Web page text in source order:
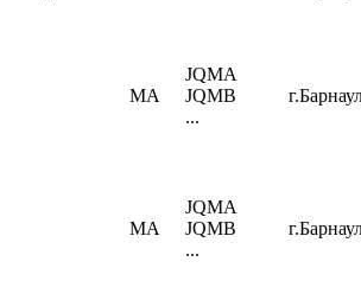
MA
JQMA
JQMB
...
MA
JQMA
JQMB
...